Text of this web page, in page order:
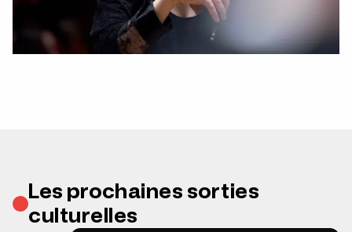
Les prochaines sorties
culturelles